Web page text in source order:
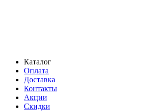
Каталог
Оплата
Доставка
Контакты
Акции
Скидки